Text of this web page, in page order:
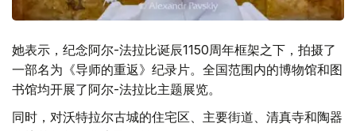
她表示，纪念阿尔-法拉比诞辰1150周年框架之下，拍摄了
一部名为《导师的重返》纪录片。全国范围内的博物馆和图
书馆均开展了阿尔-法拉比主题展览。
同时，对沃特拉尔古城的住宅区、主要街道、清真寺和陶器